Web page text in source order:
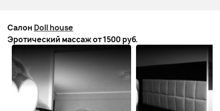
Салон Doll house
Эротический массаж от 1500 руб.